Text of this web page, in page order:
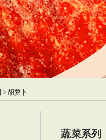
> 胡萝卜
蔬菜系列